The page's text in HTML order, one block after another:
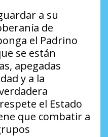
a su
de
el Padrino
se están
apegadas
y a la
el Estado
que combatir a